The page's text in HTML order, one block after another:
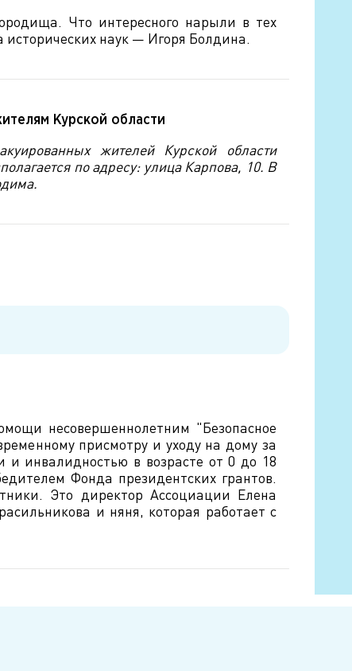
Что интересного нарыли в тех
наук — Игоря Болдина.
Курской области
жителей Курской области
по адресу: улица Карпова, 10. В
несовершеннолетним "Безопасное
присмотру и уходу на дому за
инвалидностью в возрасте от 0 до 18
Фонда президентских грантов.
Это директор Ассоциации Елена
и няня, которая работает с